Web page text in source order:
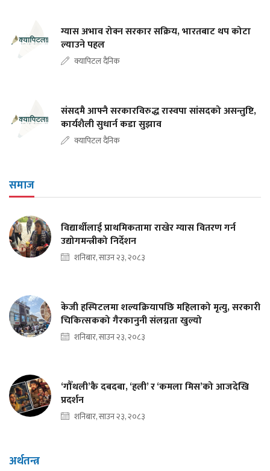
ग्यास अभाव रोक्न सरकार सक्रिय, भारतबाट थप कोटा
ल्याउने पहल
क्यापिटल दैनिक
संसदमै आफ्नै सरकारविरुद्ध रास्वपा सांसदको असन्तुष्टि,
कार्यशैली सुधार्न कडा सुझाव
क्यापिटल दैनिक
समाज
विद्यार्थीलाई प्राथमिकतामा राखेर ग्यास वितरण गर्न
उद्योगमन्त्रीको निर्देशन
शनिबार, साउन २३, २०८३
केजी हस्पिटलमा शल्यक्रियापछि महिलाको मृत्यु, सरकारी
चिकित्सकको गैरकानुनी संलग्नता खुल्यो
शनिबार, साउन २३, २०८३
‘गौँथली’कै दबदबा, ‘हली’ र ‘कमला मिस’को आजदेखि
प्रदर्शन
शनिबार, साउन २३, २०८३
अर्थतन्त्र